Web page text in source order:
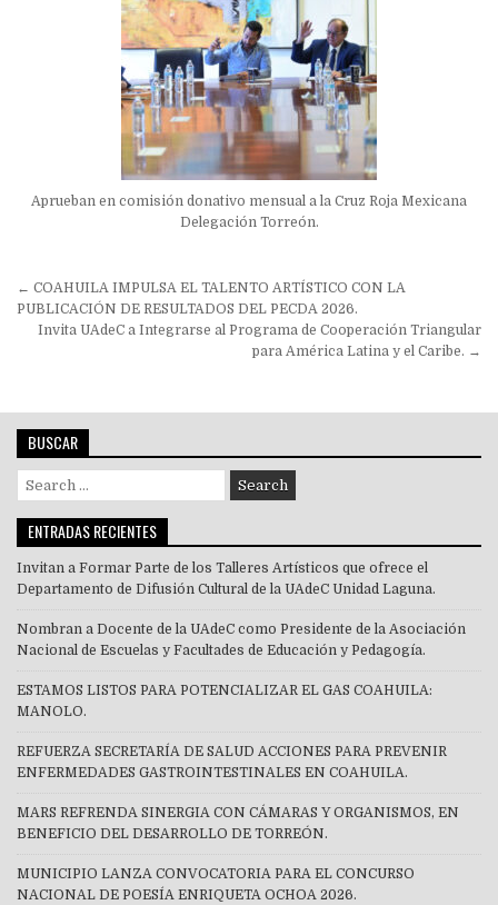
Aprueban en comisión donativo mensual a la Cruz Roja Mexicana
Delegación Torreón.
Navegación
de
entradas
← COAHUILA IMPULSA EL TALENTO ARTÍSTICO CON LA
PUBLICACIÓN DE RESULTADOS DEL PECDA 2026.
Invita UAdeC a Integrarse al Programa de Cooperación Triangular
para América Latina y el Caribe. →
BUSCAR
Search
for:
ENTRADAS RECIENTES
Invitan a Formar Parte de los Talleres Artísticos que ofrece el
Departamento de Difusión Cultural de la UAdeC Unidad Laguna.
Nombran a Docente de la UAdeC como Presidente de la Asociación
Nacional de Escuelas y Facultades de Educación y Pedagogía.
ESTAMOS LISTOS PARA POTENCIALIZAR EL GAS COAHUILA:
MANOLO.
REFUERZA SECRETARÍA DE SALUD ACCIONES PARA PREVENIR
ENFERMEDADES GASTROINTESTINALES EN COAHUILA.
MARS REFRENDA SINERGIA CON CÁMARAS Y ORGANISMOS, EN
BENEFICIO DEL DESARROLLO DE TORREÓN.
MUNICIPIO LANZA CONVOCATORIA PARA EL CONCURSO
NACIONAL DE POESÍA ENRIQUETA OCHOA 2026.